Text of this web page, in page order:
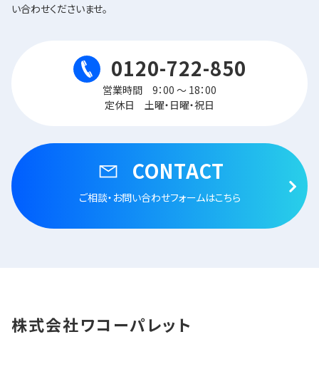
い合わせくださいませ。
0120-722-850
営業時間 9：00 ～ 18：00
定休日 土曜・日曜・祝日
CONTACT
ご相談・お問い合わせフォームはこちら
株式会社ワコーパレット